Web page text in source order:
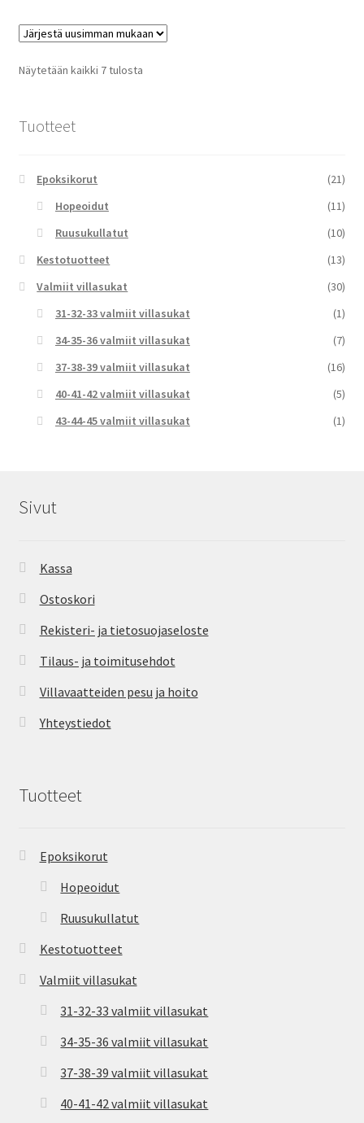
Näytetään kaikki 7 tulostaSorted
Tuotteet
Epoksikorut
(21)
Hopeoidut
(11)
Ruusukullatut
(10)
Kestotuotteet
(13)
Valmiit villasukat
(30)
31-32-33 valmiit villasukat
(1)
34-35-36 valmiit villasukat
(7)
37-38-39 valmiit villasukat
(16)
40-41-42 valmiit villasukat
(5)
43-44-45 valmiit villasukat
(1)
Sivut
Kassa
Ostoskori
Rekisteri- ja tietosuojaseloste
Tilaus- ja toimitusehdot
Villavaatteiden pesu ja hoito
Yhteystiedot
Tuotteet
Epoksikorut
Hopeoidut
Ruusukullatut
Kestotuotteet
Valmiit villasukat
31-32-33 valmiit villasukat
34-35-36 valmiit villasukat
37-38-39 valmiit villasukat
40-41-42 valmiit villasukat